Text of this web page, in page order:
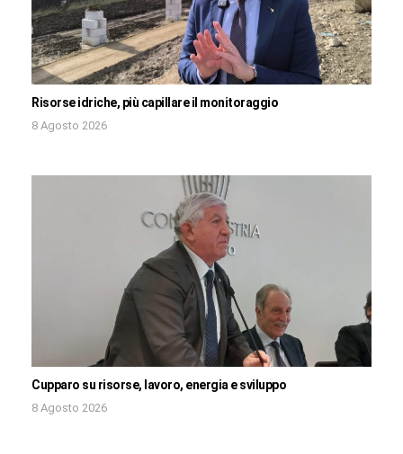
Risorse idriche, più capillare il monitoraggio
8 Agosto 2026
Cupparo su risorse, lavoro, energia e sviluppo
8 Agosto 2026